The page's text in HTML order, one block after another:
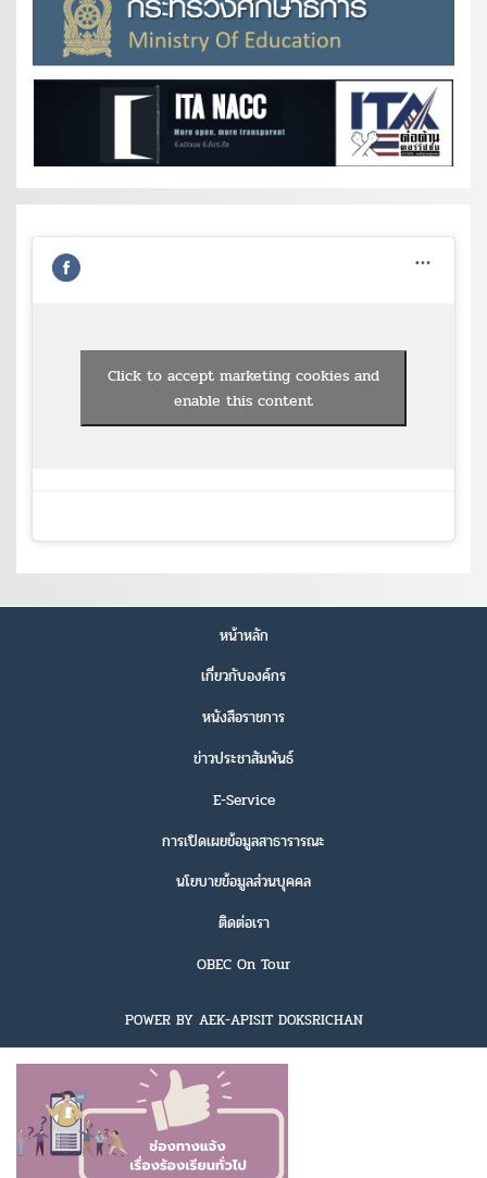
Click to accept marketing cookies and
enable this content
หน้าหลัก
เกี่ยวกับองค์กร
หนังสือราชการ
ข่าวประชาสัมพันธ์
E-Service
การเปิดเผยข้อมูลสาธารารณะ
นโยบายข้อมูลส่วนบุคคล
ติดต่อเรา
OBEC On Tour
POWER BY AEK-APISIT DOKSRICHAN